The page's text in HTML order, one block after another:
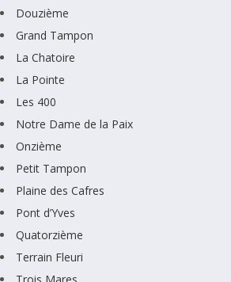
Douzième
Grand Tampon
La Chatoire
La Pointe
Les 400
Notre Dame de la Paix
Onzième
Petit Tampon
Plaine des Cafres
Pont d’Yves
Quatorzième
Terrain Fleuri